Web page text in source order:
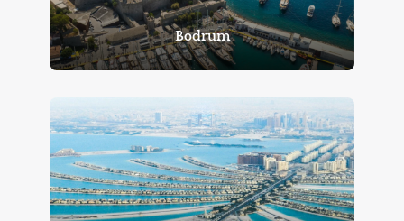
Bodrum